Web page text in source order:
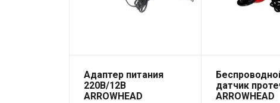
Адаптер питания
220В/12В
ARROWHEAD
датчик
ARROWHEAD